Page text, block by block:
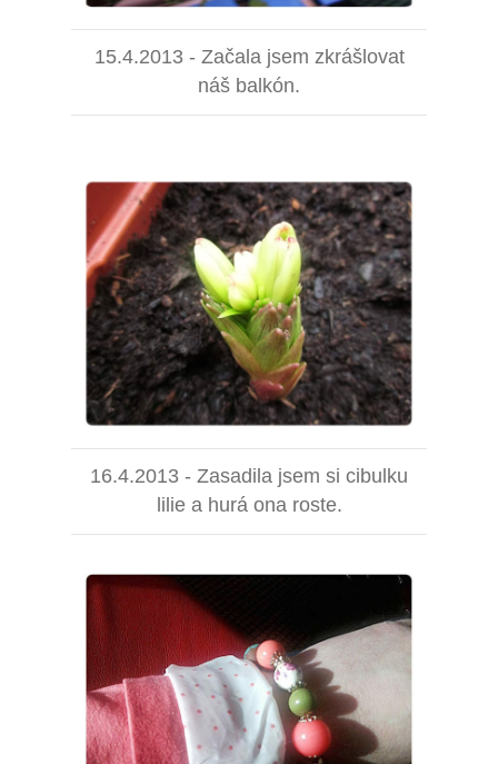
15.4.2013 - Začala jsem zkrášlovat
náš balkón.
16.4.2013 - Zasadila jsem si cibulku
lilie a hurá ona roste.